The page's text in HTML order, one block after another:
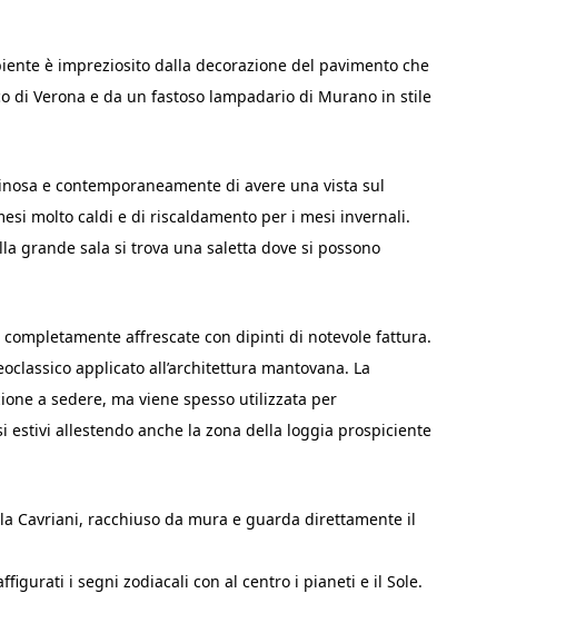
è impreziosito dalla decorazione del pavimento che
di Verona e da un fastoso lampadario di Murano in stile
e contemporaneamente di avere una vista sul
molto caldi e di riscaldamento per i mesi invernali.
grande sala si trova una saletta dove si possono
affrescate con dipinti di notevole fattura.
applicato all’architettura mantovana. La
a sedere, ma viene spesso utilizzata per
allestendo anche la zona della loggia prospiciente
Cavriani, racchiuso da mura e guarda direttamente il
i segni zodiacali con al centro i pianeti e il Sole.